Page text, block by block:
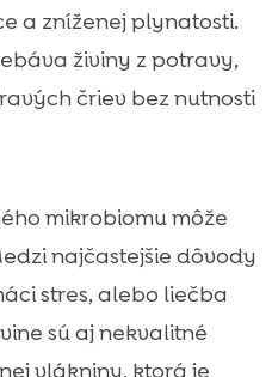
a zníženej plynatosti.
živiny z potravy,
čriev bez nutnosti
mikrobiomu môže
najčastejšie dôvody
stres, alebo liečba
sú aj nekvalitné